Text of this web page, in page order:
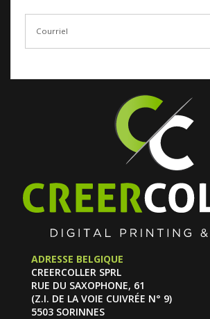
ADRESSE BELGIQUE
CREERCOLLER SPRL
RUE DU SAXOPHONE, 61
(Z.I. DE LA VOIE CUIVRÉE N° 9)
5503 SORINNES